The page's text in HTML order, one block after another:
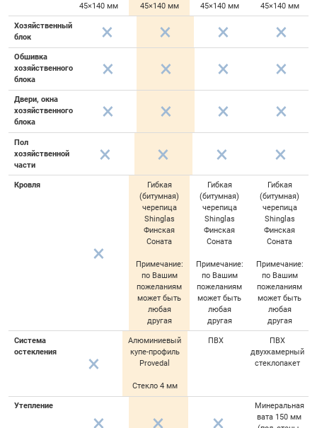
45×140 мм
45×140 мм
45×140 мм
45×140 мм
Хозяйственный
блок
Обшивка
хозяйственного
блока
Двери, окна
хозяйственного
блока
Пол
хозяйственной
части
Кровля
Гибкая
(битумная)
черепица
Shinglas
Финская
Соната
Примечание:
по Вашим
пожеланиям
может быть
любая
другая
Гибкая
(битумная)
черепица
Shinglas
Финская
Соната
Примечание:
по Вашим
пожеланиям
может быть
любая
другая
Гибкая
(битумная)
черепица
Shinglas
Финская
Соната
Примечание:
по Вашим
пожеланиям
может быть
любая
другая
Система
остекления
Алюминиевый
купе-профиль
Provedal
Стекло 4 мм
ПВХ
ПВХ
двухкамерный
стеклопакет
Утепление
Минеральная
вата 150 мм